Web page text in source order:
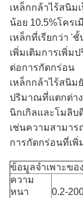
เหล็กกล้าไร้สนิม
น้อย 10.5%โคร
เหล็กที่เรียกว่า '
เพิ่มเติมการเพิ่ม
ต่อการกัดกร่อน
เหล็กกล้าไร้สนิ
ปริมาณที่แตกต่า
นิกเกิลและโมลิ
เช่นความสามา
การกัดกร่อนที่เพิ่
ข้อมูลจำเพาะขอ
ความ
หนา
0.2-